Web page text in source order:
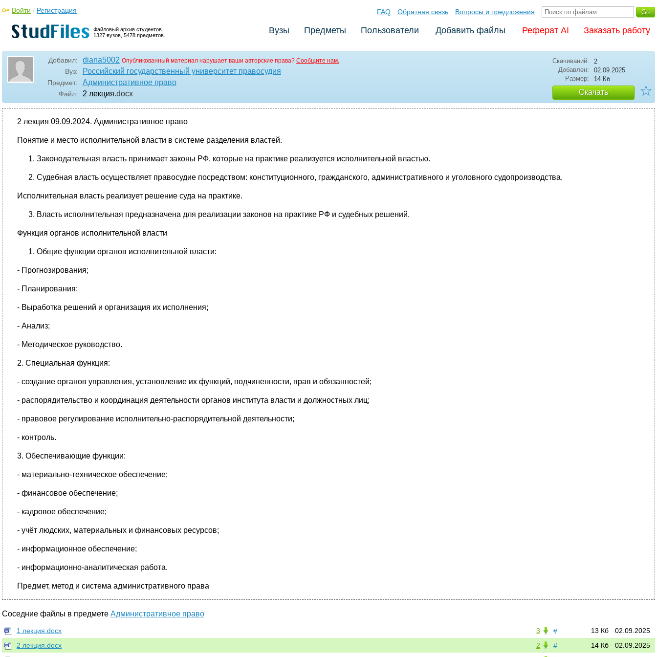
Файловый архив студентов.
1327 вузов, 5478 предметов.
Войти / Регистрация FAQ Обратная связь Вопросы и предложения
Вузы Предметы Пользователи Добавить файлы Реферат AI Заказать работу
Добавил: diana5002 Опубликованный материал нарушает ваши авторские права? Сообщите нам.
Вуз: Российский государственный университет правосудия
Предмет: Административное право
Файл: 2 лекция.docx
Скачиваний:
2
Добавлен:
02.09.2025
Размер:
14 Кб
Скачать ☆
2 лекция 09.09.2024. Административное право
Понятие и место исполнительной власти в системе разделения властей.
Законодательная власть принимает законы РФ, которые на практике реализуется исполнительной властью.
Судебная власть осуществляет правосудие посредством: конституционного, гражданского, административного и уголовного судопроизводства.
Исполнительная власть реализует решение суда на практике.
Власть исполнительная предназначена для реализации законов на практике РФ и судебных решений.
Функция органов исполнительной власти
Общие функции органов исполнительной власти:
- Прогнозирования;
- Планирования;
- Выработка решений и организация их исполнения;
- Анализ;
- Методическое руководство.
2. Специальная функция:
- создание органов управления, установление их функций, подчиненности, прав и обязанностей;
- распорядительство и координация деятельности органов института власти и должностных лиц;
- правовое регулирование исполнительно-распорядительной деятельности;
- контроль.
3. Обеспечивающие функции:
- материально-техническое обеспечение;
- финансовое обеспечение;
- кадровое обеспечение;
- учёт людских, материальных и финансовых ресурсов;
- информационное обеспечение;
- информационно-аналитическая работа.
Предмет, метод и система административного права
Соседние файлы в предмете Административное право
# 02.09.2025
13 Кб
3
1 лекция.docx
#
02.09.2025
14 Кб
2
2 лекция.docx